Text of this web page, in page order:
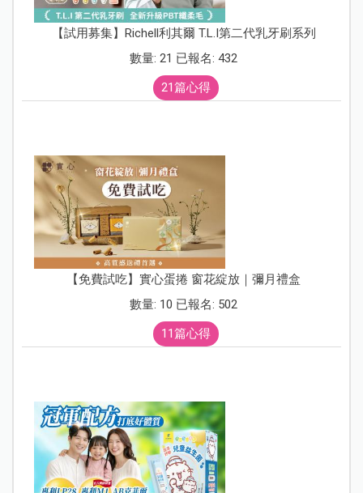
【試用募集】Richell利其爾 T.L.I第二代乳牙刷系列
數量: 21 已報名: 432
21篇心得
【免費試吃】實心蛋捲 窗花綻放｜彌月禮盒
數量: 10 已報名: 502
11篇心得